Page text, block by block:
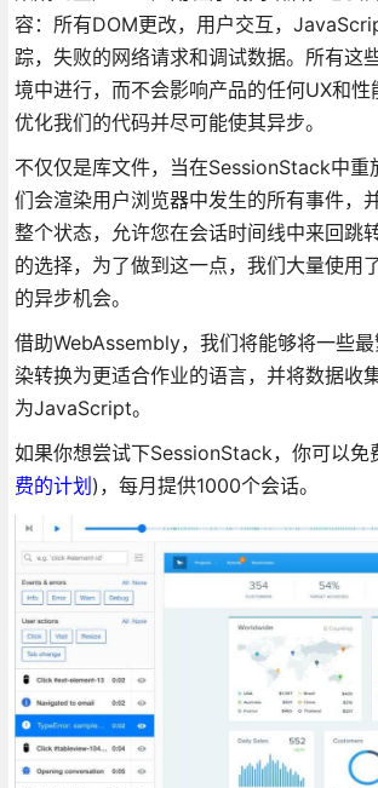
容：所有DOM更改，用户交互，
踪，失败的网络请求和调试数据。所有这
境中进行，而不会影响产品的任何UX和性
优化我们的代码并尽可能使其异步。
不仅仅是库文件，当在SessionStack中重
们会渲染用户浏览器中发生的所有事件，
整个状态，允许您在会话时间线中来回跳
的选择，为了做到这一点，我们大量使用
的异步机会。
借助WebAssembly，我们将能够将一些
染转换为更适合作业的语言，并将数据收
为JavaScript。
如果你想尝试下SessionStack，你可以免
费的计划)，每月提供1000个会话。